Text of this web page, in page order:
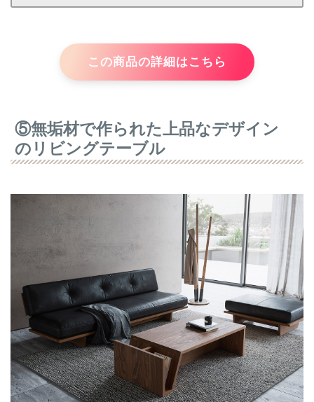
この商品の詳細はこちら
⑤無垢材で作られた上品なデザイン
のリビングテーブル